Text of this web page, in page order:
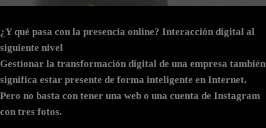
¿Y qué pasa con la presencia online? Interacción digital al
siguiente nivel
Gestionar la transformación digital de una empresa también
significa estar presente de forma inteligente en Internet.
Pero no basta con tener una web o una cuenta de Instagram
con tres fotos.